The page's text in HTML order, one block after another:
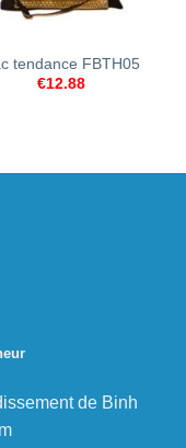
tendance FBTH05
€12.88
de Binh